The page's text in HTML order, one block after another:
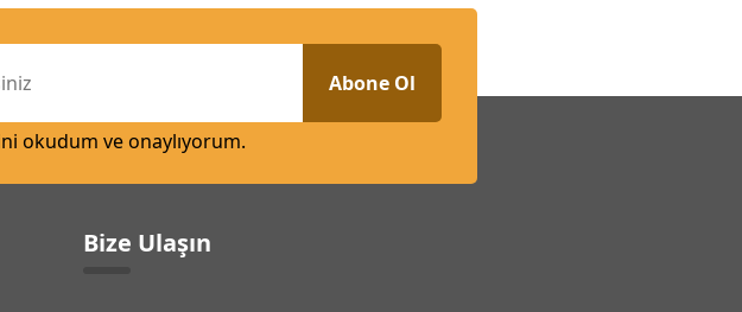
Abone Ol
okudum ve onaylıyorum.
Bize Ulaşın